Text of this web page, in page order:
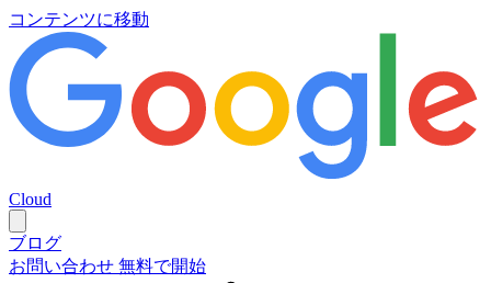
コンテンツに移動
Cloud
ブログ
お問い合わせ 無料で開始